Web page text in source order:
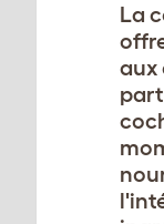
La
aux